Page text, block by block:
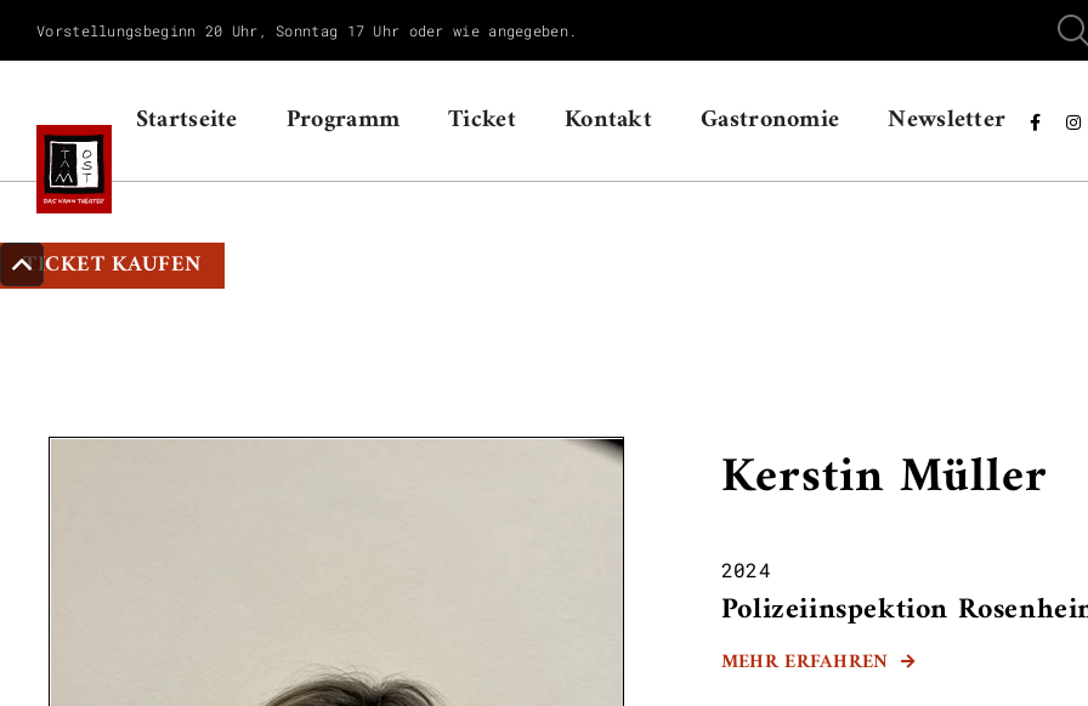
Vorstellungsbeginn 20 Uhr, Sonntag 17 Uhr oder wie angegeben.
Startseite Programm Ticket Kontakt Gastronomie Newsletter  
TICKET KAUFEN
Kerstin Müller
2024
Polizeiinspektion
MEHR ERFAHREN 